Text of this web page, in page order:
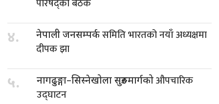
परिषद्को बैठक
४. नेपाली जनसम्पर्कसमिति भारतको नयाँ अध्यक्षमा
दीपक झा
५. नागढुङ्गा–सिस्नेखोला सुरुङमार्गकोऔपचारिक
उद्घाटन